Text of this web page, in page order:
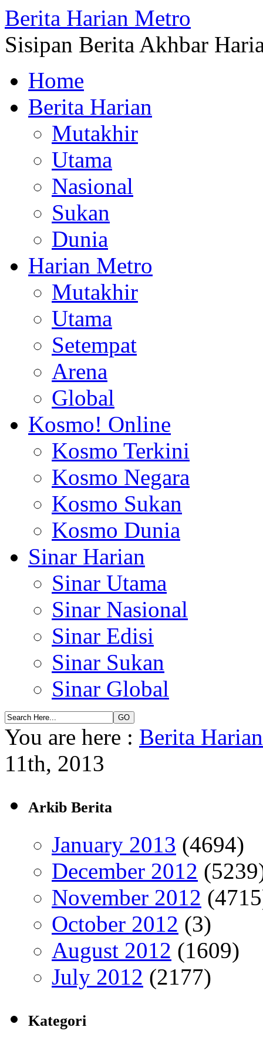
Berita Harian Metro
Sisipan Berita Akhbar
Home
Berita Harian
Mutakhir
Utama
Nasional
Sukan
Dunia
Harian Metro
Mutakhir
Utama
Setempat
Arena
Global
Kosmo! Online
Kosmo Terkini
Kosmo Negara
Kosmo Sukan
Kosmo Dunia
Sinar Harian
Sinar Utama
Sinar Nasional
Sinar Edisi
Sinar Sukan
Sinar Global
You are here : Berita
11th, 2013
Arkib Berita
January 2013 (4694)
December 2012
November 2012
October 2012 (3)
August 2012 (1609)
July 2012 (2177)
Kategori